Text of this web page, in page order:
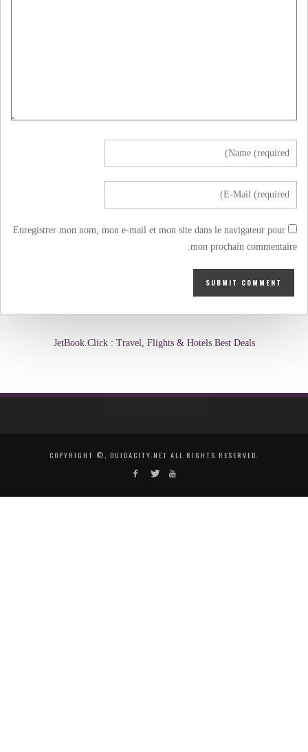
Enregistrer mon nom, mon e-mail et mon site dans le navigateur pour
mon prochain commentaire.
JetBook.Click : Travel, Flights & Hotels Best Deals
COPYRIGHT ©, OUJDACITY.NET ALL RIGHTS RESERVED.